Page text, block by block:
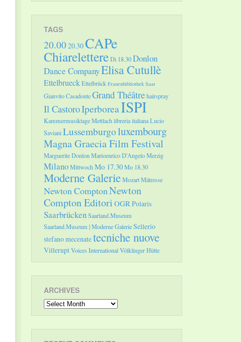
TAGS
20.00 20.30CAPe
ChiarelettereDi 18.30Donlon
Dance CompanyElisa Cutullè
EttelbrueckEttelbrück Frauenbibliothek Saar
Gianvito CasadonteGrand Théâtrehairspray
Il CastoroIperboreaISPI
Kammermusiktage Mettlachlibreria italianaLucio
SavianiLussemburgoluxembourg
Magna Graecia Film Festival
Marguerite DonlonMarioenrico D'AngeloMerzig
MilanoMittwochMo 17.30Mo 18.30
Moderne GalerieMozartMätresse
Newton ComptonNewton
Compton Editori OGRPolaris
SaarbrückenSaarland.Museum
Saarland.Museum | Moderne GalerieSellerio
stefano mecenatetecniche nuove
VilleruptVoices InternationalVölklinger Hütte
ARCHIVES
Archives